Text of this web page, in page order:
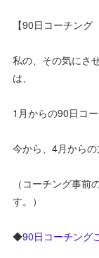
【90日コーチン
私の、その気にさ
は、
1月からの90日コ
今から、4月からの
（コーチング事
す。）
◆90日コーチング